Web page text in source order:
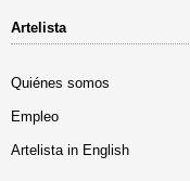
Artelista
Quiénes somos
Empleo
Artelista in English